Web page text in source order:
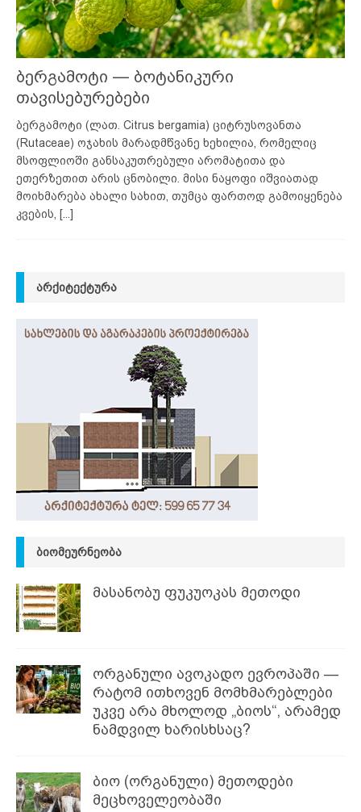
ბერგამოტი — ბოტანიკური
თავისებურებები
ბერგამოტი (ლათ. Citrus bergamia) ციტრუსოვანთა
(Rutaceae) ოჯახის მარადმწვანე ხეხილია, რომელიც
მსოფლიოში განსაკუთრებული არომატითა და
ეთერზეთით არის ცნობილი. მისი ნაყოფი იშვიათად
მოიხმარება ახალი სახით, თუმცა ფართოდ გამოიყენება
კვების,
[...]
ᲐᲠᲥᲘᲢᲔᲥᲢᲣᲠᲐ
ᲑᲘᲝᲛᲔᲣᲠᲜᲔᲝᲑᲐ
მასანობუ ფუკუოკას მეთოდი
ორგანული ავოკადო ევროპაში —
რატომ ითხოვენ მომხმარებლები
უკვე არა მხოლოდ „ბიოს“, არამედ
ნამდვილ ხარისხსაც?
ბიო (ორგანული) მეთოდები
მეცხოველეობაში